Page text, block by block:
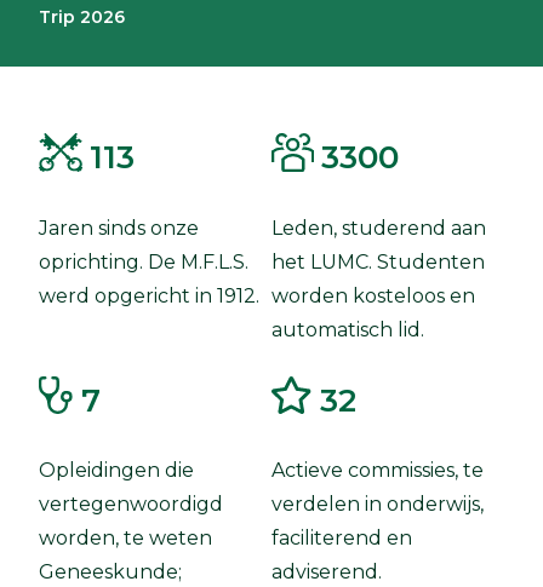
Trip 2026
113
Jaren sinds onze
oprichting. De M.F.L.S.
werd opgericht in 1912.
3300
Leden, studerend aan
het LUMC. Studenten
worden kosteloos en
automatisch lid.
7
Opleidingen die
vertegenwoordigd
worden, te weten
Geneeskunde;
32
Actieve commissies, te
verdelen in onderwijs,
faciliterend en
adviserend.